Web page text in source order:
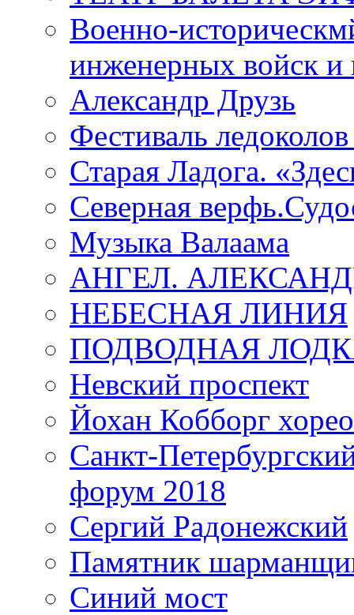
Военно-
инженерных войск и
Александр Друзь
Фестиваль
Старая Ладога.
Северная
Музыка Валаама
АНГЕЛ.
НЕБЕСНАЯ ЛИНИЯ
ПОДВОДНАЯ
Невский проспект
Йохан Кобборг
Санкт-
форум 2018
Сергий Радонежский
Памятник
Синий мост